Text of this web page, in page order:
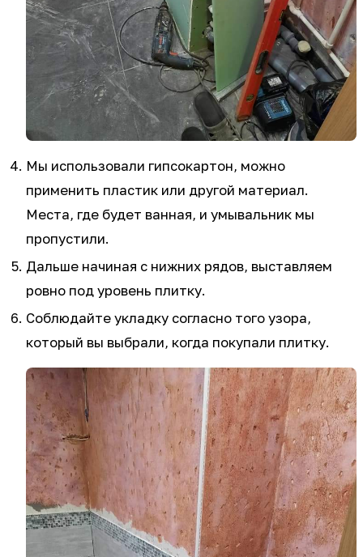
Мы использовали гипсокартон, можно
применить пластик или другой материал.
Места, где будет ванная, и умывальник мы
пропустили.
Дальше начиная с нижних рядов, выставляем
ровно под уровень плитку.
Соблюдайте укладку согласно того узора,
который вы выбрали, когда покупали плитку.